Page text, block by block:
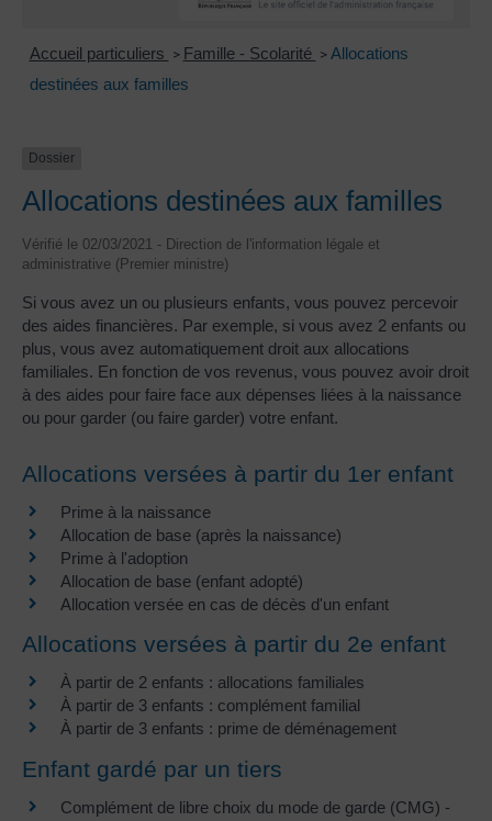
Accueil particuliers > Famille - Scolarité > Allocations
destinées aux familles
Dossier
Allocations destinées aux familles
Vérifié le 02/03/2021 - Direction de l'information légale et
administrative (Premier ministre)
Si vous avez un ou plusieurs enfants, vous pouvez percevoir
des aides financières. Par exemple, si vous avez 2 enfants ou
plus, vous avez automatiquement droit aux allocations
familiales. En fonction de vos revenus, vous pouvez avoir droit
à des aides pour faire face aux dépenses liées à la naissance
ou pour garder (ou faire garder) votre enfant.
Allocations versées à partir du 1er enfant
Prime à la naissance
Allocation de base (après la naissance)
Prime à l'adoption
Allocation de base (enfant adopté)
Allocation versée en cas de décès d'un enfant
Allocations versées à partir du 2e enfant
À partir de 2 enfants : allocations familiales
À partir de 3 enfants : complément familial
À partir de 3 enfants : prime de déménagement
Enfant gardé par un tiers
Complément de libre choix du mode de garde (CMG) -